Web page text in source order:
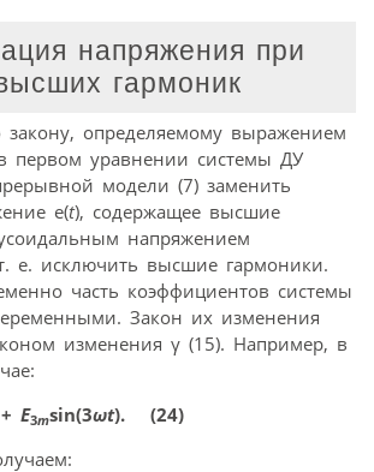
напряжения при
гармоник
определяемому выражением
первом уравнении системы ДУ
модели (7) заменить
e(t), содержащее высшие
напряжением
е. исключить высшие гармоники.
часть коэффициентов системы
Закон их изменения
изменения γ (15). Например, в
E3msin(3ωt). (24)